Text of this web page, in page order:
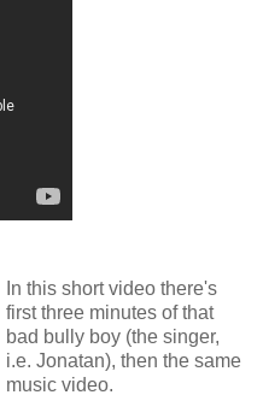
In this short video there's
first three minutes of that
bad bully boy (the singer,
i.e. Jonatan), then the same
music video.